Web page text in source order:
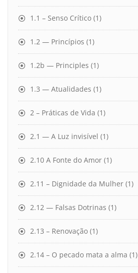
1.1 – Senso Crítico (1)
1.2 — Princípios (1)
1.2b — Principles (1)
1.3 — Atualidades (1)
2 – Práticas de Vida (1)
2.1 — A Luz invisível (1)
2.10 A Fonte do Amor (1)
2.11 – Dignidade da Mulher (1)
2.12 — Falsas Dotrinas (1)
2.13 – Renovação (1)
2.14 – O pecado mata a alma (1)